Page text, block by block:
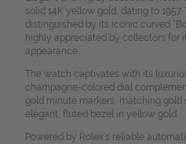
solid 14K yellow gold, dating to
distinguished by its iconic curved
highly appreciated by collectors for
appearance.
The watch captivates with its
champagne-colored dial
gold minute markers, matching gold
elegant, fluted bezel in yellow gold.
Powered by Rolex’s reliable